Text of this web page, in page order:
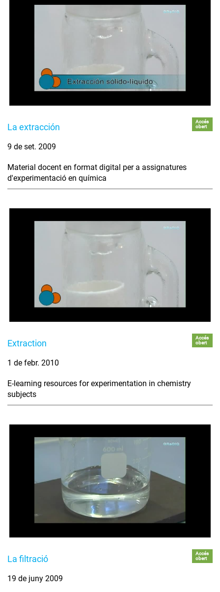
La extracción
Accés
obert
9 de set. 2009
Material docent en format digital per a assignatures
d'experimentació en química
Extraction
Accés
obert
1 de febr. 2010
E-learning resources for experimentation in chemistry
subjects
La filtració
Accés
obert
19 de juny 2009